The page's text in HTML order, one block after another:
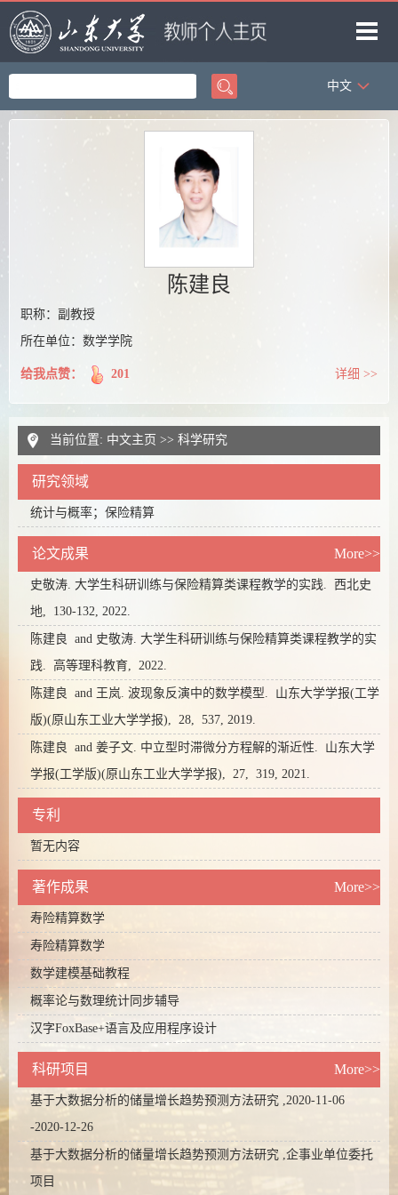
首页
中文
陈建良
职称：副教授
所在单位：数学学院
给我点赞： 201 详细 >>
当前位置: 中文主页 >> 科学研究
研究领域
统计与概率；保险精算
论文成果 More>>
史敬涛. 大学生科研训练与保险精算类课程教学的实践.
西北史
地,
130-132, 2022.
陈建良 and 史敬涛. 大学生科研训练与保险精算类课程教学的实
践.
高等理科教育, 2022.
陈建良 and 王岚. 波现象反演中的数学模型.
山东大学学报(工学
版)(原山东工业大学学报), 28, 537, 2019.
陈建良 and 姜子文. 中立型时滞微分方程解的渐近性.
山东大学
学报(工学版)(原山东工业大学学报), 27, 319, 2021.
专利
暂无内容
著作成果 More>>
寿险精算数学
寿险精算数学
数学建模基础教程
概率论与数理统计同步辅导
汉字FoxBase+语言及应用程序设计
科研项目 More>>
基于大数据分析的储量增长趋势预测方法研究 ,2020-11-06
-2020-12-26
基于大数据分析的储量增长趋势预测方法研究 ,企事业单位委托
项目